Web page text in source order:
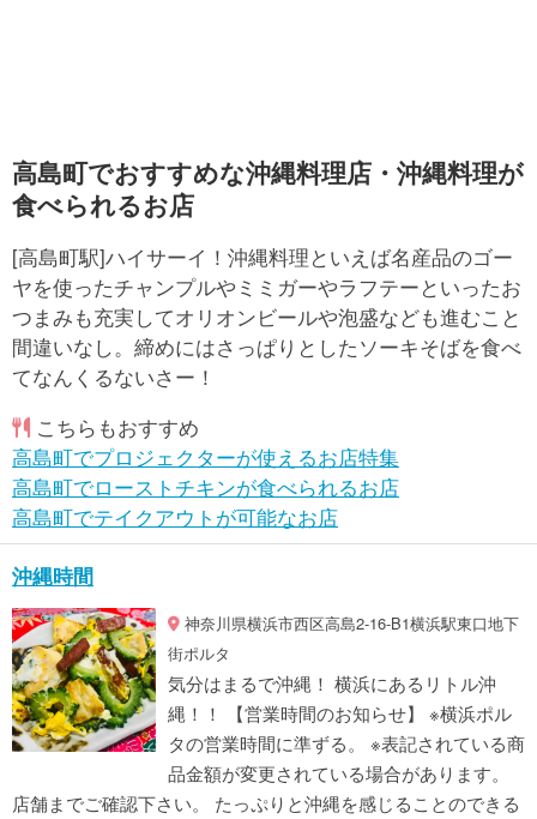
高島町でおすすめな沖縄料理店・沖縄料理が
食べられるお店
[高島町駅]ハイサーイ！沖縄料理といえば名産品のゴー
ヤを使ったチャンプルやミミガーやラフテーといったお
つまみも充実してオリオンビールや泡盛なども進むこと
間違いなし。締めにはさっぱりとしたソーキそばを食べ
てなんくるないさー！
こちらもおすすめ
高島町でプロジェクターが使えるお店特集
高島町でローストチキンが食べられるお店
高島町でテイクアウトが可能なお店
沖縄時間
神奈川県横浜市西区高島2-16-B1横浜駅東口地下
街ポルタ
気分はまるで沖縄！ 横浜にあるリトル沖
縄！！ 【営業時間のお知らせ】 ※横浜ポル
タの営業時間に準ずる。 ※表記されている商
品金額が変更されている場合があります。
店舗までご確認下さい。 たっぷりと沖縄を感じることのできる